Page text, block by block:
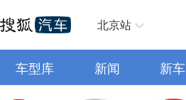
北京站
车型库 新闻 新车
C
长城
长安启源